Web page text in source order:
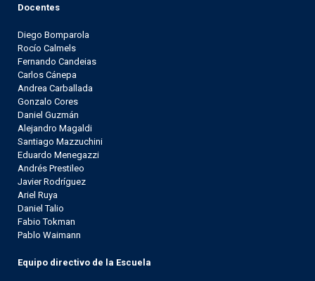
Docentes
Diego Bomparola
Rocío Calmels
Fernando Candeias
Carlos Cánepa
Andrea Carballada
Gonzalo Cores
Daniel Guzmán
Alejandro Magaldi
Santiago Mazzuchini
Eduardo Menegazzi
Andrés Prestileo
Javier Rodríguez
Ariel Ruya
Daniel Talio
Fabio Tokman
Pablo Waimann
Equipo directivo de la Escuela